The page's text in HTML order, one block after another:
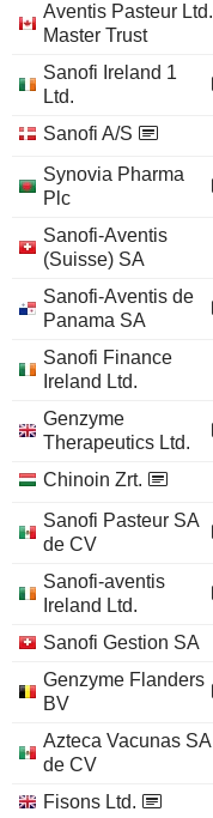
Aventis Pasteur Ltd.
Master Trust
Sanofi Ireland 1
Ltd.
Sanofi A/S
Synovia Pharma
Plc
Sanofi-Aventis
(Suisse) SA
Sanofi-Aventis de
Panama SA
Sanofi Finance
Ireland Ltd.
Genzyme
Therapeutics Ltd.
Chinoin Zrt.
Sanofi Pasteur SA
de CV
Sanofi-aventis
Ireland Ltd.
Sanofi Gestion SA
Genzyme Flanders
BV
Azteca Vacunas SA
de CV
Fisons Ltd.